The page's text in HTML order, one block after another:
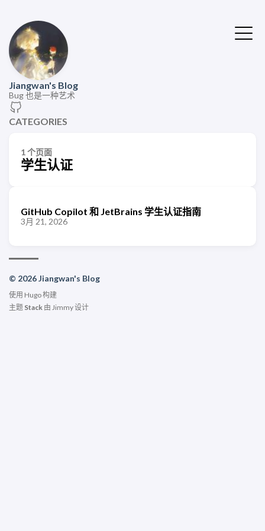
Jiangwan's Blog
Bug 也是一种艺术
CATEGORIES
1 个页面
学生认证
GitHub Copilot 和 JetBrains 学生认证指南
3月 21, 2026
© 2026 Jiangwan's Blog
使用 Hugo构建
主题 Stack 由 Jimmy设计